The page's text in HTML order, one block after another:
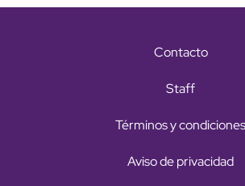
Contacto
Staff
Términos y condiciones
Aviso de privacidad